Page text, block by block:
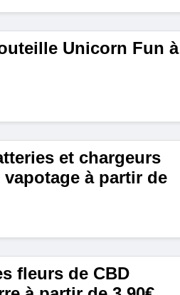
Unicorn Fun à
et chargeurs
à partir de
fleurs de CBD